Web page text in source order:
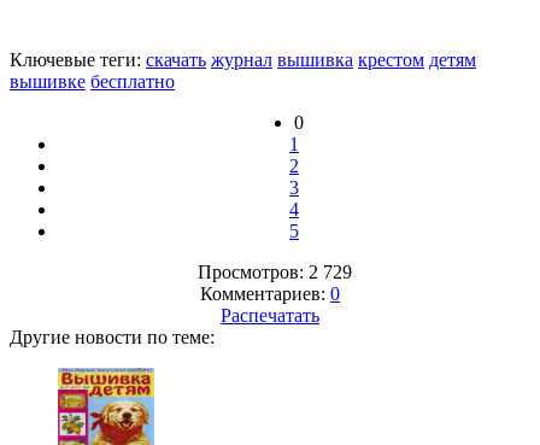
Ключевые теги: скачать журнал вышивка крестом детям
вышивке бесплатно
0
1
2
3
4
5
Просмотров: 2 729
Комментариев: 0
Распечатать
Другие новости по теме: